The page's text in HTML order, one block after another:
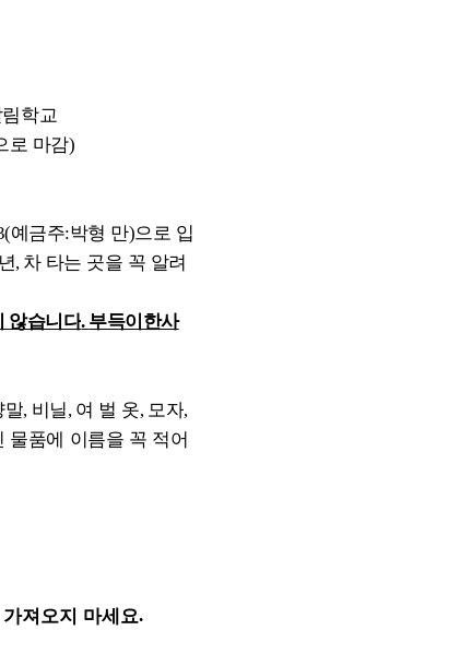
학교
로 마감)
예금주:박형 만)으로 입
, 차 타는 곳을 꼭 알려
않습니다. 부득이한사
말, 비닐, 여 벌 옷, 모자,
물품에 이름을 꼭 적어
져오지 마세요.